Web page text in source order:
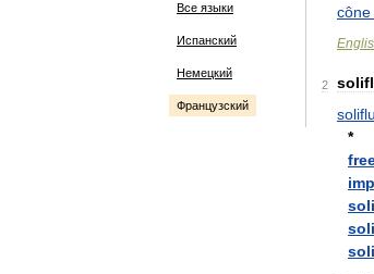
Все языки
Испанский
Немецкий
Французский
cône
2
*